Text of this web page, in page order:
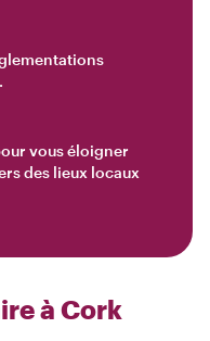
vous éloigner
des lieux locaux
à Cork